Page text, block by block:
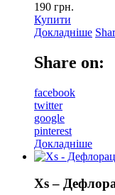
190 грн.
Купити
Докладніше
Share on:
facebook
twitter
google
pinterest
Докладніше
Xs –